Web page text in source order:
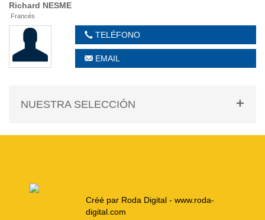
Richard NESME
Francés
TELÉFONO
EMAIL
NUESTRA SELECCIÓN
Créé par Roda Digital - www.roda-
digital.com